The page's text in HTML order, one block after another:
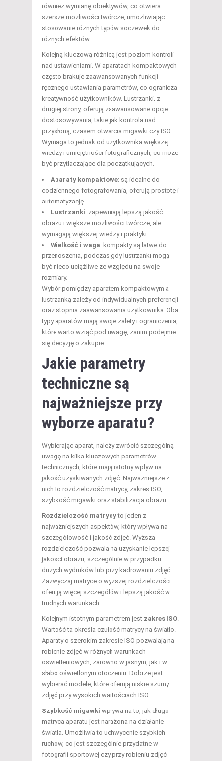
również wymianę obiektywów, co otwiera
szersze możliwości twórcze, umożliwiając
stosowanie różnych typów soczewek do
różnych efektów.
Kolejną kluczową różnicą jest poziom kontroli
nad ustawieniami. W aparatach kompaktowych
często brakuje zaawansowanych funkcji
ręcznego ustawiania parametrów, co ogranicza
kreatywność użytkowników. Lustrzanki, z
drugiej strony, oferują zaawansowane opcje
dostosowywania, takie jak kontrola nad
przysłoną, czasem otwarcia migawki czy ISO.
Wymaga to jednak od użytkownika większej
wiedzy i umiejętności fotograficznych, co może
być przytłaczające dla początkujących.
Aparaty kompaktowe: są idealne do
codziennego fotografowania, oferują prostotę i
automatyzację.
Lustrzanki: zapewniają lepszą jakość
obrazu i większe możliwości twórcze, ale
wymagają większej wiedzy i praktyki.
Wielkość i waga: kompakty są łatwe do
przenoszenia, podczas gdy lustrzanki mogą
być nieco uciążliwe ze względu na swoje
rozmiary.
Wybór pomiędzy aparatem kompaktowym a
lustrzanką zależy od indywidualnych preferencji
oraz stopnia zaawansowania użytkownika. Oba
typy aparatów mają swoje zalety i ograniczenia,
które warto wziąć pod uwagę, zanim podejmie
się decyzję o zakupie.
Jakie parametry
techniczne są
najważniejsze przy
wyborze aparatu?
Wybierając aparat, należy zwrócić szczególną
uwagę na kilka kluczowych parametrów
technicznych, które mają istotny wpływ na
jakość uzyskiwanych zdjęć. Najważniejsze z
nich to rozdzielczość matrycy, zakres ISO,
szybkość migawki oraz stabilizacja obrazu.
Rozdzielczość matrycyto jeden z
najważniejszych aspektów, który wpływa na
szczegółowość i jakość zdjęć. Wyższa
rozdzielczość pozwala na uzyskanie lepszej
jakości obrazu, szczególnie w przypadku
dużych wydruków lub przy kadrowaniu zdjęć.
Zazwyczaj matryce o wyższej rozdzielczości
oferują więcej szczegółów i lepszą jakość w
trudnych warunkach.
Kolejnym istotnym parametrem jest zakres ISO.
Wartość ta określa czułość matrycy na światło.
Aparaty o szerokim zakresie ISO pozwalają na
robienie zdjęć w różnych warunkach
oświetleniowych, zarówno w jasnym, jak i w
słabo oświetlonym otoczeniu. Dobrze jest
wybierać modele, które oferują niskie szumy
zdjęć przy wysokich wartościach ISO.
Szybkość migawki wpływa na to, jak długo
matryca aparatu jest narażona na działanie
światła. Umożliwia to uchwycenie szybkich
ruchów, co jest szczególnie przydatne w
fotografii sportowej czy przy robieniu zdjęć